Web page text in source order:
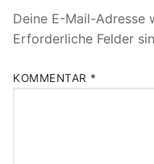
Deine E-Mail-
Erforderliche Felder
KOMMENTAR *